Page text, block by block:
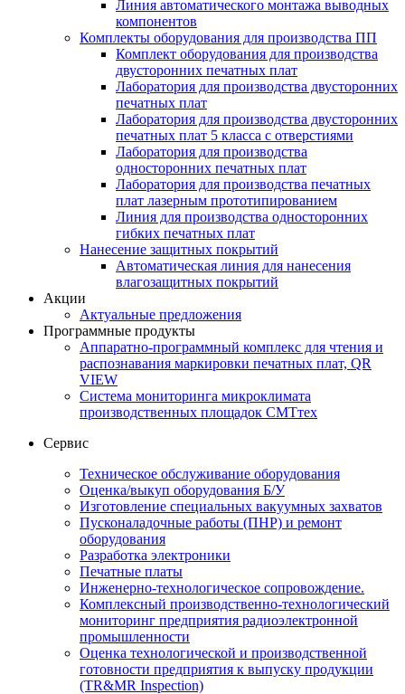
Линия автоматического монтажа выводных
компонентов
Комплекты оборудования для производства ПП
Комплект оборудования для производства
двусторонних печатных плат
Лаборатория для производства двусторонних
печатных плат
Лаборатория для производства двусторонних
печатных плат 5 класса с отверстиями
Лаборатория для производства
односторонних печатных плат
Лаборатория для производства печатных
плат лазерным прототипированием
Линия для производства односторонних
гибких печатных плат
Нанесение защитных покрытий
Автоматическая линия для нанесения
влагозащитных покрытий
Акции
Актуальные предложения
Программные продукты
Аппаратно-программный комплекс для чтения и
распознавания маркировки печатных плат, QR
VIEW
Система мониторинга микроклимата
производственных площадок СМТтех
Сервис
Техническое обслуживание оборудования
Оценка/выкуп оборудования Б/У
Изготовление специальных вакуумных захватов
Пусконаладочные работы (ПНР) и ремонт
оборудования
Разработка электроники
Печатные платы
Инженерно-технологическое сопровождение.
Комплексный производственно-технологический
мониторинг предприятия радиоэлектронной
промышленности
Оценка технологической и производственной
готовности предприятия к выпуску продукции
(TR&MR Inspection)